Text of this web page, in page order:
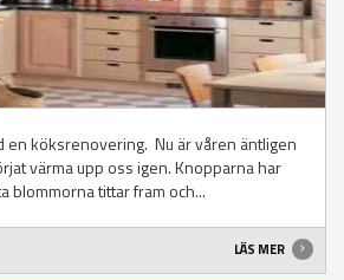
en köksrenovering. Nu är våren äntligen
värma upp oss igen. Knopparna har
blommorna tittar fram och...
LÄS MER